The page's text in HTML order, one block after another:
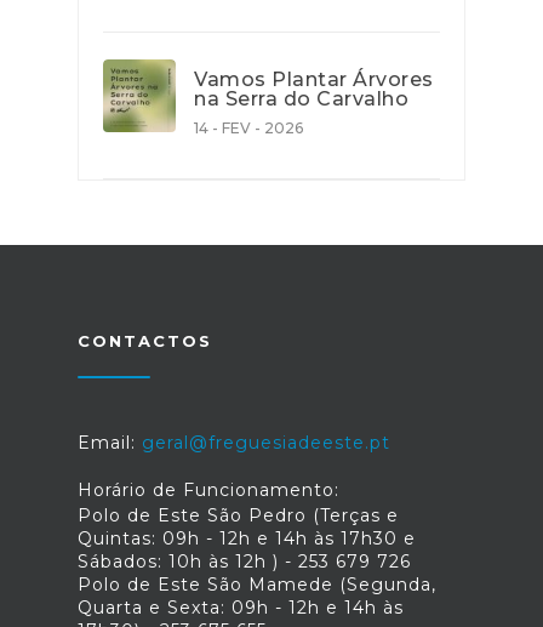
Vamos Plantar Árvores
na Serra do Carvalho
14 - FEV - 2026
CONTACTOS
Email: geral@freguesiadeeste.pt
Horário de Funcionamento:
Polo de Este São Pedro (Terças e
Quintas: 09h - 12h e 14h às 17h30 e
Sábados: 10h às 12h ) - 253 679 726
Polo de Este São Mamede (Segunda,
Quarta e Sexta: 09h - 12h e 14h às